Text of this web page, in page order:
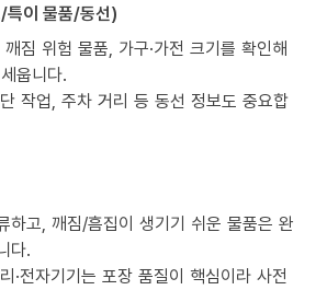
특이 물품/동선)
짐 위험 물품, 가구·가전 크기를 확인해
웁니다.
작업, 주차 거리 등 동선 정보도 중요합
하고, 깨짐/흠집이 생기기 쉬운 물품은 완
다.
·전자기기는 포장 품질이 핵심이라 사전